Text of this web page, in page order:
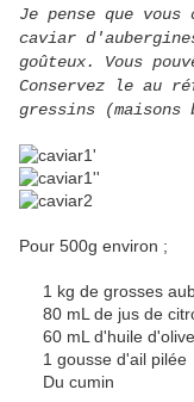
Je pense que
caviar
goûteux. Vous
Conservez le au
gressins
Pour 500g environ ;
1 kg de grosses
80 mL de jus de
60 mL d'huile d'olive
1 gousse d'ail pilée
Du cumin